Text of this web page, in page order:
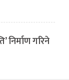
निर्माण गरिने